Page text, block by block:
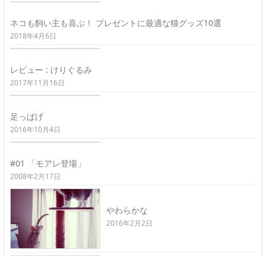
ネコも飼い主も喜ぶ！ プレゼントに最適な猫グッズ10選
2018年4月6日
レビュー : けりぐるみ
2017年11月16日
足っぱげ
2016年10月4日
#01 「モアレ登場」
2008年2月17日
やわらかな
2016年2月2日